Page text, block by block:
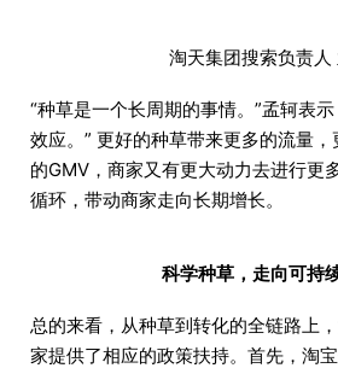
淘天集团搜索负责人
“种草是一个长周期的事情。”孟轲表
效应。” 更好的种草带来更多的流量
的GMV，商家又有更大动力去进行更
循环，带动商家走向长期增长。
科学种草，走向可持
总的来看，从种草到转化的全链路上
家提供了相应的政策扶持。首先，淘